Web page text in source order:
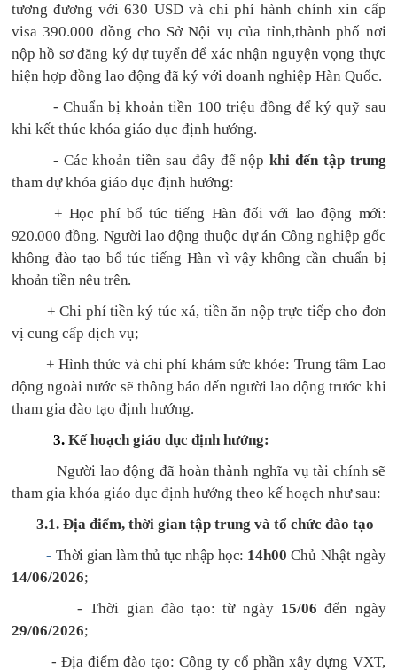
tương đương với 630 USD vàchi phí hành chính xin cấp
visa 390.000 đồng cho SởNội vụ của tỉnh,thành phố nơi
nộp hồ sơ đăng kýdựtuyển để xác nhận nguyện vọng thực
hiện hợp đồng lao động đãkývới doanh nghiệp Hàn Quốc.
- Chuẩn bị khoản tiền 100 triệu đồng để ký quỹ sau
khi kết thúc khóa giáo dục định hướng.
- Các khoản tiền sau đây để nộpkhi đến tập trung
tham dự khóa giáo dục định hướng:
+ Học phí bổ túc tiếng Hàn đối với lao động mới:
920.000 đồng. Người lao động thuộc dự án Công nghiệp gốc
không đào tạo bổ túc tiếng Hàn vì vậy không cần chuẩn bị
khoản tiền nêu trên.
+ Chi phí tiền ký túc xá, tiền ăn nộp trực tiếp cho đơn
vị cung cấp dịch vụ;
+ Hình thức và chi phí khám sức khỏe: Trung tâm Lao
động ngoài nước sẽ thông báo đến người lao động trước khi
tham gia đào tạo định hướng.
3. Kế hoạch giáo dục định hướng:
Người lao động đã hoàn thành nghĩa vụ tài chính sẽ
tham gia khóa giáo dục định hướng theo kế hoạch như sau:
Địa điểm, thời gian tập trung và tổ chức đào tạo
- Thời gian làm thủ tục nhập học: 14h00Chủ Nhật ngày
14/06/2026;
- Thời gian đào tạo: từ ngày15/06đến ngày
29/06/2026;
- Địa điểm đào tạo: Công ty cổ phần xây dựng VXT,